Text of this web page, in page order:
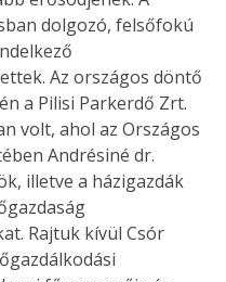
dolgozó, felsőfokú
Az országos döntő
a Pilisi Parkerdő Zrt.
volt, ahol az Országos
Andrésiné dr.
illetve a házigazdák
Rajtuk kívül Csór